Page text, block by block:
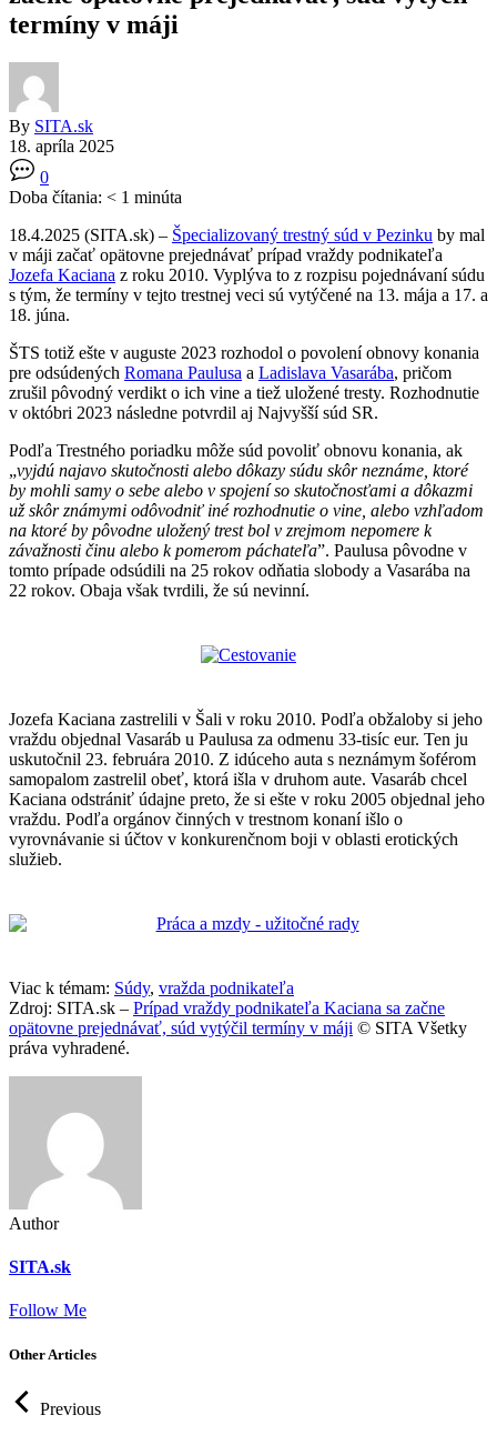
termíny v máji
By SITA.sk
18. apríla 2025
0
Doba čítania: < 1 minúta
18.4.2025 (SITA.sk) – Špecializovaný trestný súd v Pezinku by mal
v máji začať opätovne prejednávať prípad vraždy podnikateľa
Jozefa Kaciana z roku 2010. Vyplýva to z rozpisu pojednávaní súdu
s tým, že termíny v tejto trestnej veci sú vytýčené na 13. mája a 17. a
18. júna.
ŠTS totiž ešte v auguste 2023 rozhodol o povolení obnovy konania
pre odsúdených Romana Paulusa a Ladislava Vasarába, pričom
zrušil pôvodný verdikt o ich vine a tiež uložené tresty. Rozhodnutie
v októbri 2023 následne potvrdil aj Najvyšší súd SR.
Podľa Trestného poriadku môže súd povoliť obnovu konania, ak
„vyjdú najavo skutočnosti alebo dôkazy súdu skôr neznáme, ktoré
by mohli samy o sebe alebo v spojení so skutočnosťami a dôkazmi
už skôr známymi odôvodniť iné rozhodnutie o vine, alebo vzhľadom
na ktoré by pôvodne uložený trest bol v zrejmom nepomere k
závažnosti činu alebo k pomerom páchateľa”. Paulusa pôvodne v
tomto prípade odsúdili na 25 rokov odňatia slobody a Vasarába na
22 rokov. Obaja však tvrdili, že sú nevinní.
Jozefa Kaciana zastrelili v Šali v roku 2010. Podľa obžaloby si jeho
vraždu objednal Vasaráb u Paulusa za odmenu 33-tisíc eur. Ten ju
uskutočnil 23. februára 2010. Z idúceho auta s neznámym šoférom
samopalom zastrelil obeť, ktorá išla v druhom aute. Vasaráb chcel
Kaciana odstrániť údajne preto, že si ešte v roku 2005 objednal jeho
vraždu. Podľa orgánov činných v trestnom konaní išlo o
vyrovnávanie si účtov v konkurenčnom boji v oblasti erotických
služieb.
Viac k témam: Súdy, vražda podnikateľa
Zdroj: SITA.sk – Prípad vraždy podnikateľa Kaciana sa začne
opätovne prejednávať, súd vytýčil termíny v máji © SITA Všetky
práva vyhradené.
Author
SITA.sk
Follow Me
Other Articles
Previous